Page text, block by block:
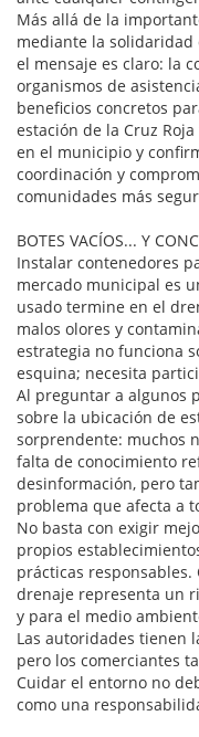
Más allá de la
mediante la solidaridad
el mensaje es claro: la
organismos de
beneficios concretos
estación de la Cruz
en el municipio y
coordinación y
comunidades más
BOTES VACÍOS... Y
Instalar contenedores
mercado municipal es
usado termine en el
malos olores y
estrategia no funciona
esquina; necesita
Al preguntar a algunos
sobre la ubicación de
sorprendente: muchos
falta de conocimiento
desinformación, pero
problema que afecta a
No basta con exigir
propios
prácticas
drenaje representa un
y para el medio
Las autoridades tienen
pero los comerciantes
Cuidar el entorno no
como una